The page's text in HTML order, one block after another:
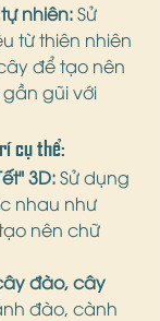
nhiên: Sử
từ thiên nhiên
để tạo nên
gũi với
cụ thể:
3D: Sử dụng
nhau như
nên chữ
đào, cây
đào, cành